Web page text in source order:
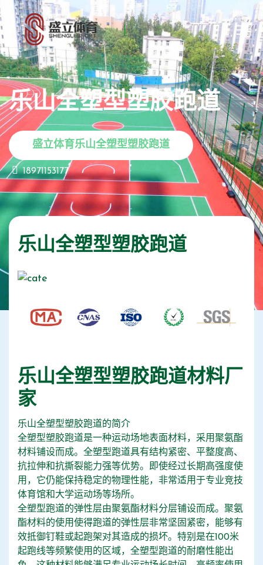
乐山全塑型塑胶跑道
盛立体育乐山全塑型塑胶跑道
18971153177
乐山全塑型塑胶跑道
乐山全塑型塑胶跑道材料厂
家
乐山全塑型塑胶跑道的简介
全塑型塑胶跑道是一种运动场地表面材料，采用聚氨酯
材料铺设而成。全塑型跑道具有结构紧密、平整度高、
抗拉伸和抗撕裂能力强等优势。即使经过长期高强度使
用，它仍能保持稳定的物理性能，非常适用于专业竞技
体育馆和大学运动场等场所。
全塑型跑道的弹性层由聚氨酯材料分层铺设而成。聚氨
酯材料的使用使得跑道的弹性层非常坚固紧密，能够有
效抵御钉鞋或起跑架对其造成的损坏。特别是在100米
起跑线等频繁使用的区域，全塑型跑道的耐磨性能出